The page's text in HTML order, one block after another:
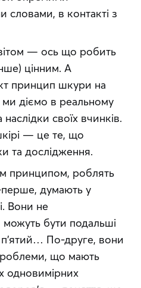
словами, в контакті з
— ось що робить
цінним. А
принцип шкури на
діємо в реальному
наслідки своїх вчинків.
— це те, що
та дослідження.
принципом, роблять
думають у
Вони не
бути подальші
По-друге, вони
що мають
одновимірних